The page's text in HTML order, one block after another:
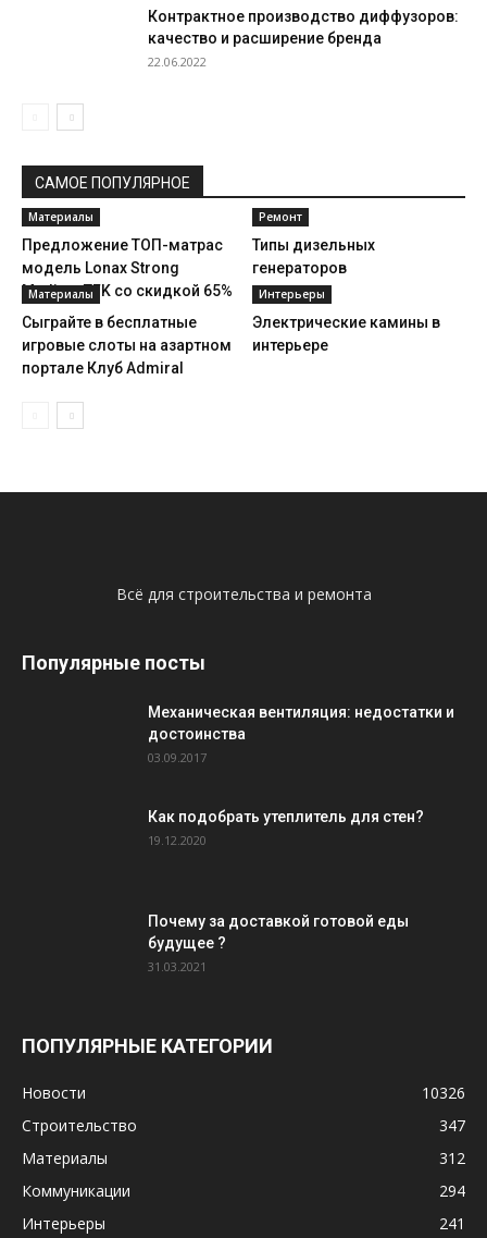
Контрактное производство диффузоров:
качество и расширение бренда
22.06.2022
САМОЕ ПОПУЛЯРНОЕ
Материалы
Предложение ТОП-матрас
модель Lonax Strong
Medium TFK со скидкой 65%
Ремонт
Типы дизельных
генераторов
Материалы
Сыграйте в бесплатные
игровые слоты на азартном
портале Клуб Admiral
Интерьеры
Электрические камины в
интерьере
Всё для строительства и ремонта
Популярные посты
Механическая вентиляция: недостатки и
достоинства
03.09.2017
Как подобрать утеплитель для стен?
19.12.2020
Почему за доставкой готовой еды
будущее ?
31.03.2021
ПОПУЛЯРНЫЕ КАТЕГОРИИ
Новости
10326
Строительство
347
Материалы
312
Коммуникации
294
Интерьеры
241